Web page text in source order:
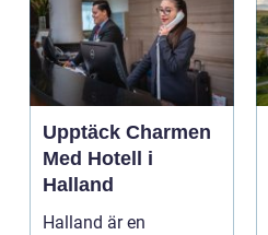
Upptäck Charmen
Med Hotell i
Halland
Halland är en